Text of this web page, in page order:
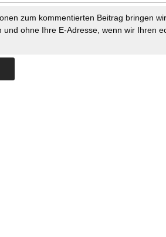
zum kommentierten Beitrag bringen wir
ohne Ihre E-Adresse, wenn wir Ihren